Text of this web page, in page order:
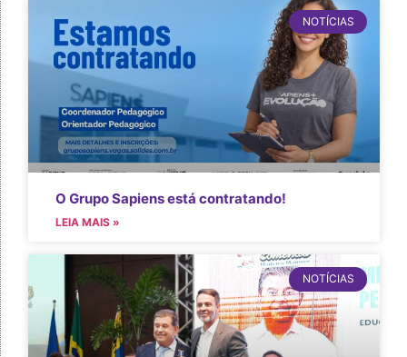
NOTÍCIAS
O Grupo Sapiens está contratando!
LEIA MAIS »
NOTÍCIAS